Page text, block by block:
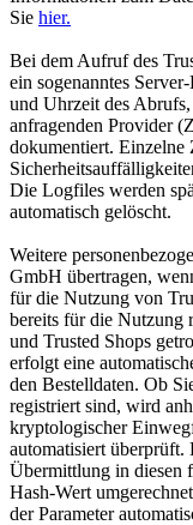
Sie hier.
Bei dem Aufruf des
ein sogenanntes
und Uhrzeit des
anfragenden Provider
dokumentiert. Einzelne
Die Logfiles werden
automatisch gelöscht.
Weitere
GmbH übertragen,
für die Nutzung von
bereits für die Nutzung
und Trusted Shops
erfolgt eine
den Bestelldaten. Ob
registriert sind, wird
kryptologischer
automatisiert
Übermittlung in diesen
Hash-Wert
der Parameter